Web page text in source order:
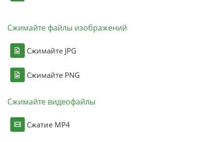
Сжимайте файлы изображений
Сжимайте JPG
Сжимайте PNG
Сжимайте видеофайлы
Сжатие MP4